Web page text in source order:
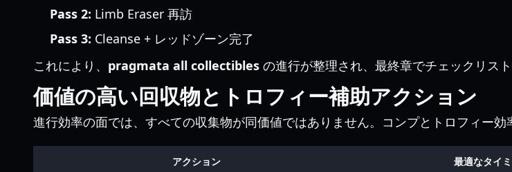
Pass 2: Limb Eraser 再訪
Pass 3: Cleanse + レッドゾーン完了
これにより、 pragmata all collectibles の進行が整理され、最終章でチェックリス
価値の高い回収物とトロフィー補助アクション
進行効率の面では、すべての収集物が同価値ではありません。コンプとトロフィー効
アクション 最適なタイ